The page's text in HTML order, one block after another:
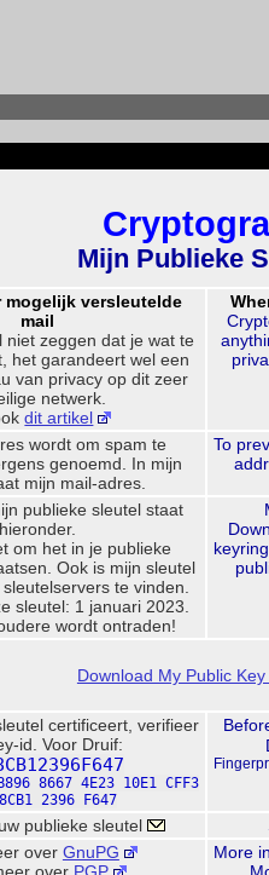
Mijn Publieke
mogelijk versleutelde
mail
niet zeggen dat je wat te
het garandeert wel een
van privacy op dit zeer
netwerk.
dit artikel
wordt om spam te
genoemd. In mijn
mijn mail-adres.
To
publieke sleutel staat
hieronder.
om het in je publieke
Ook is mijn sleutel
te vinden.
sleutel: 1 januari 2023.
wordt ontraden!
Download My Public
certificeert, verifieer
id. Voor Druif:
8667 4E23 10E1 CFF3
2396 F647
publieke sleutel
over GnuPG
More